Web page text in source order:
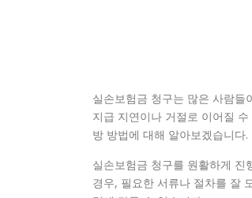
실손보험금 청구는 많은 사람들
지급 지연이나 거절로 이어질
방 방법에 대해 알아보겠습니다.
실손보험금 청구를 원활하게 진
경우, 필요한 서류나 절차를 잘